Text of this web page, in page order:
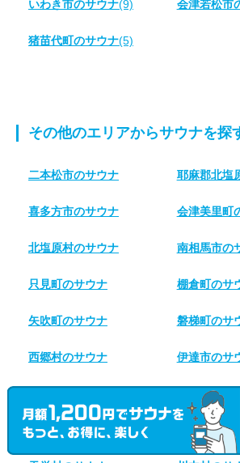
いわき市のサウナ(9) 会津若松市
猪苗代町のサウナ(5)
その他のエリアからサウナを探
二本松市のサウナ 耶麻郡北塩
喜多方市のサウナ 会津美里町
北塩原村のサウナ 南相馬市の
只見町のサウナ 棚倉町のサ
矢吹町のサウナ 磐梯町のサ
西郷村のサウナ 伊達市のサ
南会津町の
塙町のサウナ 大玉村のサ